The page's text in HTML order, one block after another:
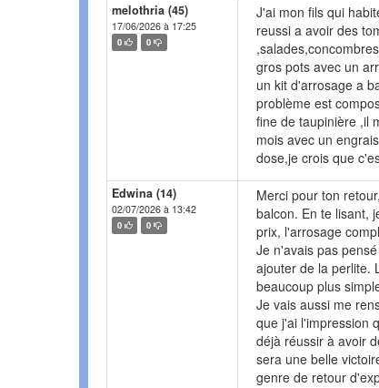
melothria (45)
17/06/2026 à 17:25
0 0
J'ai mon fils qui
reussi a avoir des
gros pots avec un
un kit d'arrosage a
problème est
fine de taupinière ,il
mois avec un
dose,je crois que
Edwina (14)
02/07/2026 à 13:42
0 0
Merci pour ton
balcon. En te lisant,
prix, l'arrosage
Je n'avais pas
ajouter de la perlite.
beaucoup plus
Je vais aussi me
que j'ai l'impression
déjà réussir à avoir
sera une belle
genre de retour